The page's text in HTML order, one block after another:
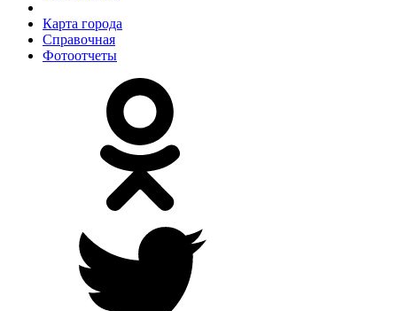
Карта города
Справочная
Фотоотчеты